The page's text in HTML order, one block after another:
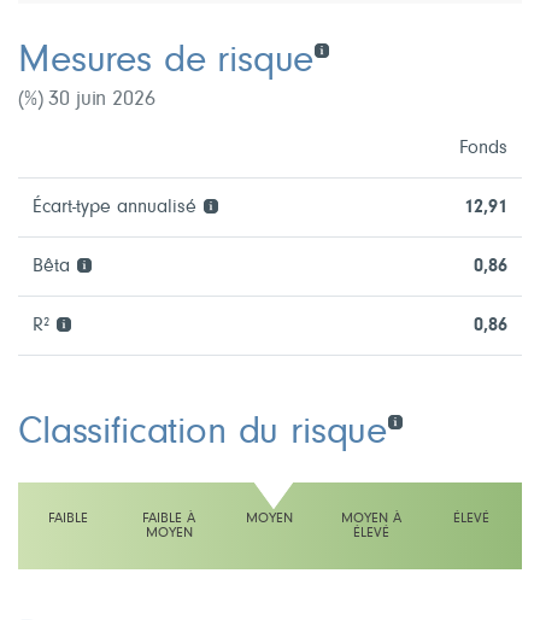
Mesures de risque
(%) 30 juin 2026
Fonds
Écart-type annualisé 12,91
Bêta 0,86
R² 0,86
Classification du risque
FAIBLE
FAIBLE À
MOYEN
MOYEN
MOYEN À
ÉLEVÉ
ÉLEVÉ